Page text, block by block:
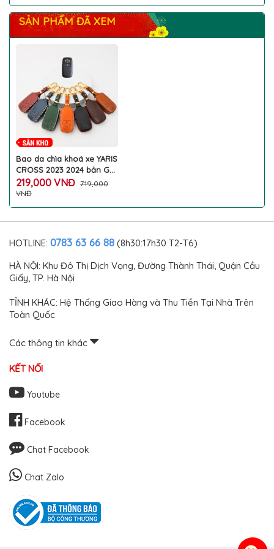
SẢN PHẨM ĐÃ XEM
Bao da chìa khoá xe YARIS
CROSS 2023 2024 bản G
da thật móc treo vàng
khắc tên theo yêu cầu
219,000 VNĐ 719,000
VNĐ
HOTLINE: 0783 63 66 88 (8h30:17h30 T2-T6)
HÀ NỘI: Khu Đô Thị Dịch Vọng, Đường Thành Thái, Quận Cầu
Giấy, TP. Hà Nội
TỈNH KHÁC: Hệ Thống Giao Hàng và Thu Tiền Tại Nhà Trên
Toàn Quốc
Các thông tin khác
KẾT NỐI
Youtube
Facebook
Chat Facebook
Chat Zalo